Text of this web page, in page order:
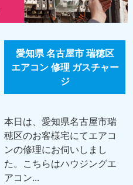
愛知県 名古屋市 瑞穂区
エアコン 修理 ガスチャー
ジ
本日は、愛知県名古屋市瑞
穂区のお客様宅にてエアコ
ンの修理にお伺いしまし
た。こちらはハウジングエ
アコン...